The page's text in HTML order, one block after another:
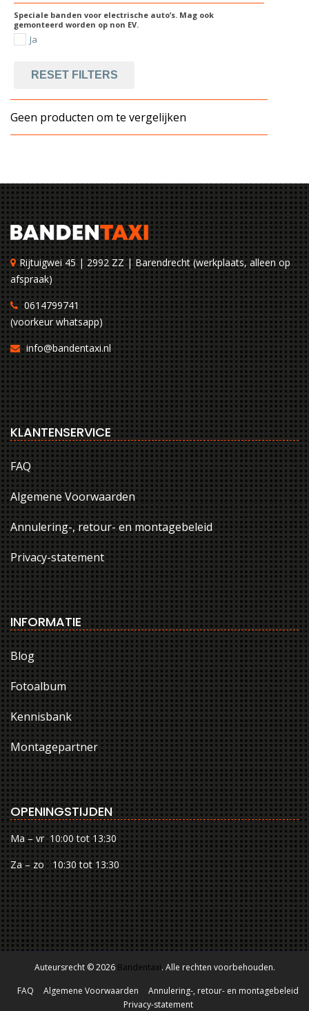
Speciale banden voor electrische auto’s. Mag ook
gemonteerd worden op non EV.
Ja
RESET FILTERS
Geen producten om te vergelijken
Rijtuigwei 45 | 2992 ZZ | Barendrecht (werkplaats, alleen op
afspraak)
0614799741
(voorkeur whatsapp)
info@bandentaxi.nl
KLANTENSERVICE
FAQ
Algemene Voorwaarden
Annulering-, retour- en montagebeleid
Privacy-statement
INFORMATIE
Blog
Fotoalbum
Kennisbank
Montagepartner
OPENINGSTIJDEN
Ma – vr 10:00 tot 13:30
Za – zo 10:30 tot 13:30
Auteursrecht © 2026 Bandentaxi. Alle rechten voorbehouden.
FAQ
Algemene Voorwaarden
Annulering-, retour- en montagebeleid
Privacy-statement